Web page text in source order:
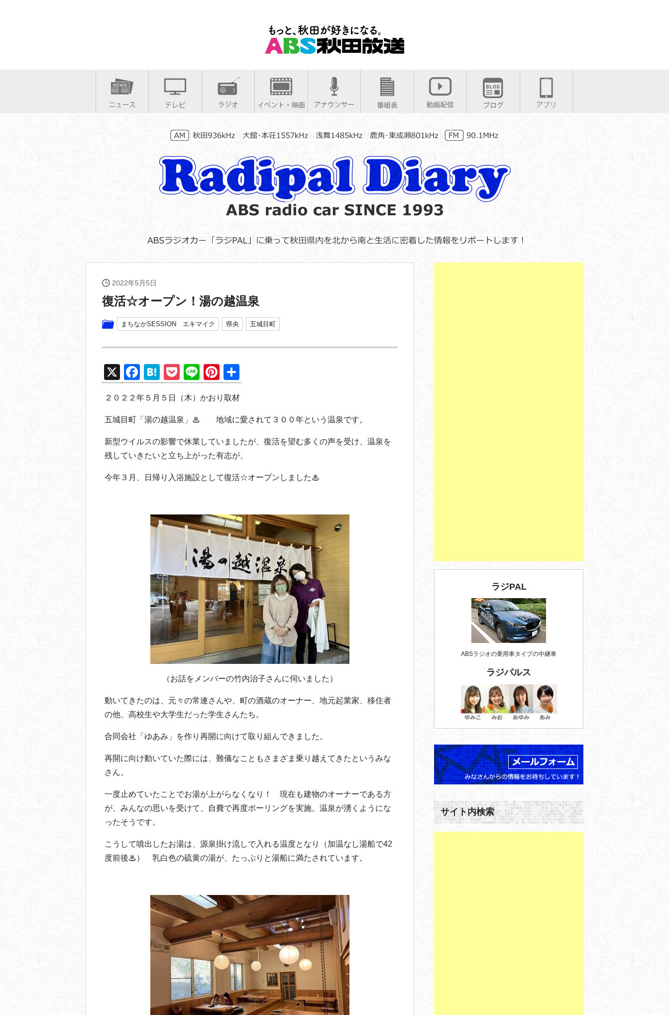
2022年5月5日
復活☆オープン！湯の越温泉
まちなかSESSION エキマイク 県央 五城目町
X
F
a
c
e
b
o
k
H
at
e
n
a
P
o
ck
et
Li
n
e
Pi
nt
er
e
st
有
２０２２年５月５日（木）かおり取材
五城目町「湯の越温泉」♨ 地域に愛されて３００年という温泉です。
新型ウイルスの影響で休業していましたが、復活を望む多くの声を受け、温泉を
残していきたいと立ち上がった有志が、
今年３月、日帰り入浴施設として復活☆オープンしました♨
（お話をメンバーの竹内治子さんに伺いました）
動いてきたのは、元々の常連さんや、町の酒蔵のオーナー、地元起業家、移住者
の他、高校生や大学生だった学生さんたち。
合同会社「ゆあみ」を作り再開に向けて取り組んできました。
再開に向け動いていた際には、難儀なこともさまざま乗り越えてきたというみな
さん。
一度止めていたことでお湯が上がらなくなり！ 現在も建物のオーナーである方
が、みんなの思いを受けて、自費で再度ボーリングを実施。温泉が湧くようにな
ったそうです。
こうして噴出したお湯は、源泉掛け流しで入れる温度となり（加温なし湯船で42
度前後♨） 乳白色の硫黄の湯が、たっぷりと湯船に満たされています。
ラジPAL
ABSラジオの乗用車タイプの中継車
ラジパルス
サイト内検索